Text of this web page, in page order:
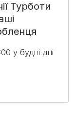
Турботи
у будні дні